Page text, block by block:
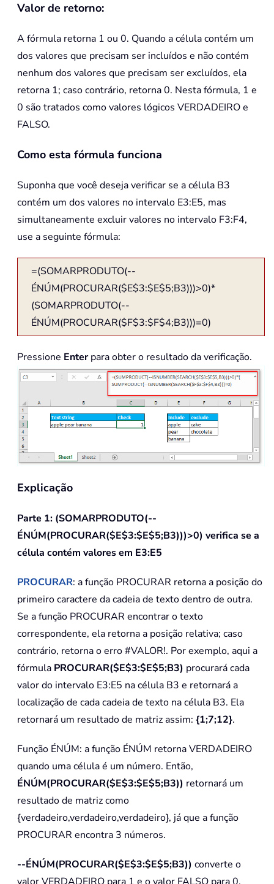
Valor de retorno:
A fórmula retorna 1 ou 0. Quando a célula contém um
dos valores que precisam ser incluídos e não contém
nenhum dos valores que precisam ser excluídos, ela
retorna 1; caso contrário, retorna 0. Nesta fórmula, 1 e
0 são tratados como valores lógicos VERDADEIRO e
FALSO.
Como esta fórmula funciona
Suponha que você deseja verificar se a célula B3
contém um dos valores no intervalo E3:E5, mas
simultaneamente excluir valores no intervalo F3:F4,
use a seguinte fórmula:
=(SOMARPRODUTO(--
ÉNÚM(PROCURAR($E$3:$E$5;B3)))>0)*
(SOMARPRODUTO(--
ÉNÚM(PROCURAR($F$3:$F$4;B3)))=0)
Pressione Enterpara obter o resultado da verificação.
Explicação
Parte 1: (SOMARPRODUTO(--
ÉNÚM(PROCURAR($E$3:$E$5;B3)))>0) verifica se a
célula contém valores em E3:E5
PROCURAR: a função PROCURAR retorna a posição do
primeiro caractere da cadeia de texto dentro de outra.
Se a função PROCURAR encontrar o texto
correspondente, ela retorna a posição relativa; caso
contrário, retorna o erro #VALOR!. Por exemplo, aqui a
fórmula PROCURAR($E$3:$E$5;B3) procurará cada
valor do intervalo E3:E5 na célula B3 e retornará a
localização de cada cadeia de texto na célula B3. Ela
retornará um resultado de matriz assim: {1;7;12}.
Função ÉNÚM: a função ÉNÚM retorna VERDADEIRO
quando uma célula é um número. Então,
ÉNÚM(PROCURAR($E$3:$E$5;B3)) retornará um
resultado de matriz como
{verdadeiro,verdadeiro,verdadeiro}, já que a função
PROCURAR encontra 3 números.
--ÉNÚM(PROCURAR($E$3:$E$5;B3)) converte o